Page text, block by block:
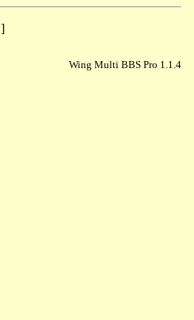
]
Wing Multi BBS Pro 1.1.4